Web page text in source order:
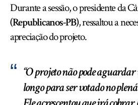
Durante a sessão, o presidente da
(Republicanos-PB), ressaltou a
apreciação do projeto.
“O projeto não pode
longo para ser votado no